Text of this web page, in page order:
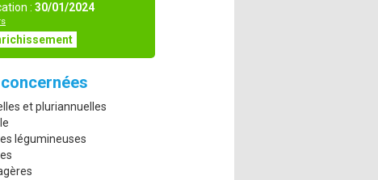
:30/01/2024
et pluriannuelles
légumineuses